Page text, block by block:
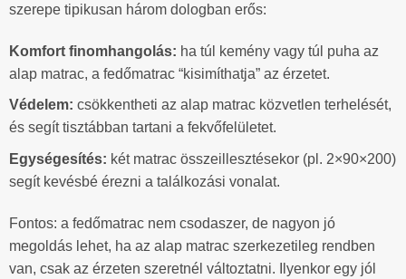
szerepe tipikusan három dologban erős:
Komfort finomhangolás: ha túl kemény vagy túl puha az
alap matrac, a fedőmatrac “kisimíthatja” az érzetet.
Védelem: csökkentheti az alap matrac közvetlen terhelését,
és segít tisztábban tartani a fekvőfelületet.
Egységesítés: két matrac összeillesztésekor (pl. 2×90×200)
segít kevésbé érezni a találkozási vonalat.
Fontos: a fedőmatrac nem csodaszer, de nagyon jó
megoldás lehet, ha az alap matrac szerkezetileg rendben
van, csak az érzeten szeretnél változtatni. Ilyenkor egy jól